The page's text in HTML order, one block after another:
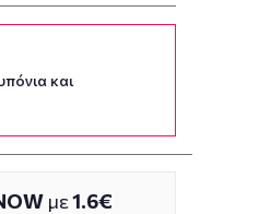
και
με1.6€